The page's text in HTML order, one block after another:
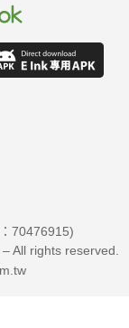
70476915)
All rights reserved.